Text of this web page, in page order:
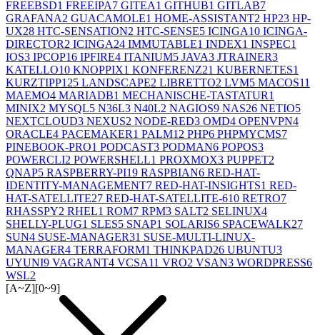
FREEBSD1 FREEIPA7 GITEA1 GITHUB1 GITLAB7
GRAFANA2 GUACAMOLE1 HOME-ASSISTANT2 HP23 HP-
UX28 HTC-SENSATION2 HTC-SENSE5 ICINGA10 ICINGA-
DIRECTOR2 ICINGA24 IMMUTABLE1 INDEX1 INSPEC1
IOS3 IPCOP16 IPFIRE4 ITANIUM5 JAVA3 JTRAINER3
KATELLO10 KNOPPIX1 KONFERENZ21 KUBERNETES1
KURZTIPP125 LANDSCAPE2 LIBRETTO2 LVM5 MACOS11
MAEMO4 MARIADB1 MECHANISCHE-TASTATUR1
MINIX2 MYSQL5 N36L3 N40L2 NAGIOS9 NAS26 NETIO5
NEXTCLOUD3 NEXUS2 NODE-RED3 OMD4 OPENVPN4
ORACLE4 PACEMAKER1 PALM12 PHP6 PHPMYCMS7
PINEBOOK-PRO1 PODCAST3 PODMAN6 POPOS3
POWERCLI2 POWERSHELL1 PROXMOX3 PUPPET2
QNAP5 RASPBERRY-PI19 RASPBIAN6 RED-HAT-
IDENTITY-MANAGEMENT7 RED-HAT-INSIGHTS1 RED-
HAT-SATELLITE27 RED-HAT-SATELLITE-610 RETRO7
RHASSPY2 RHEL1 ROM7 RPM3 SALT2 SELINUX4
SHELLY-PLUG1 SLES5 SNAP1 SOLARIS6 SPACEWALK27
SUN4 SUSE-MANAGER31 SUSE-MULTI-LINUX-
MANAGER4 TERRAFORM1 THINKPAD26 UBUNTU3
UYUNI9 VAGRANT4 VCSA11 VRO2 VSAN3 WORDPRESS6
WSL2
[A~Z][0~9]